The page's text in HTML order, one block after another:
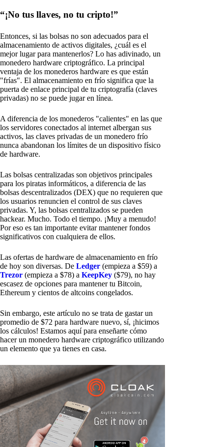
“¡No tus llaves, no tu cripto!”
Entonces, si las bolsas no son adecuados para el
almacenamiento de activos digitales, ¿cuál es el
mejor lugar para mantenerlos? Lo has adivinado, un
monedero hardware criptográfico. La principal
ventaja de los monederos hardware es que están
"frías". El almacenamiento en frío significa que la
puerta de enlace principal de tu criptografía (claves
privadas) no se puede jugar en línea.
A diferencia de los monederos "calientes" en las que
los servidores conectados al internet albergan sus
activos, las claves privadas de un monedero frío
nunca abandonan los límites de un dispositivo físico
de hardware.
Las bolsas centralizadas son objetivos principales
para los piratas informáticos, a diferencia de las
bolsas descentralizados (DEX) que no requieren que
los usuarios renuncien el control de sus claves
privadas. Y, las bolsas centralizados se pueden
hackear. Mucho. Todo el tiempo. ¡Muy a menudo!
Por eso es tan importante evitar mantener fondos
significativos con cualquiera de ellos.
Las ofertas de hardware de almacenamiento en frío
de hoy son diversas. De Ledger (empieza a $59) a
Trezor (empieza a $78) a KeepKey ($79), no hay
escasez de opciones para mantener tu Bitcoin,
Ethereum y cientos de altcoins congelados.
Sin embargo, este artículo no se trata de gastar un
promedio de $72 para hardware nuevo, sí, ¡hicimos
los cálculos! Estamos aquí para enseñarte cómo
hacer un monedero hardware criptográfico utilizando
un elemento que ya tienes en casa.